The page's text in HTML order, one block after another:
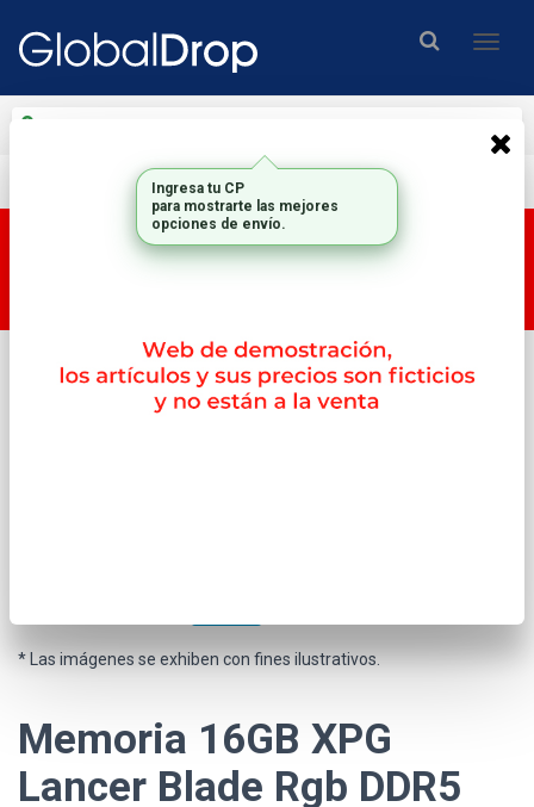
Envío gratis en compras mayores a $200.000.-
Esta tienda es una tienda DEMO, por lo tanto los
productos y su correspondiente PRECIO no son
Inicio Memorias 2memorias Valueram
* Las imágenes se exhiben con fines ilustrativos.
Memoria 16GB XPG
Lancer Blade Rgb DDR5
Ingresa tu CP
para mostrarte las mejores
opciones de envío.